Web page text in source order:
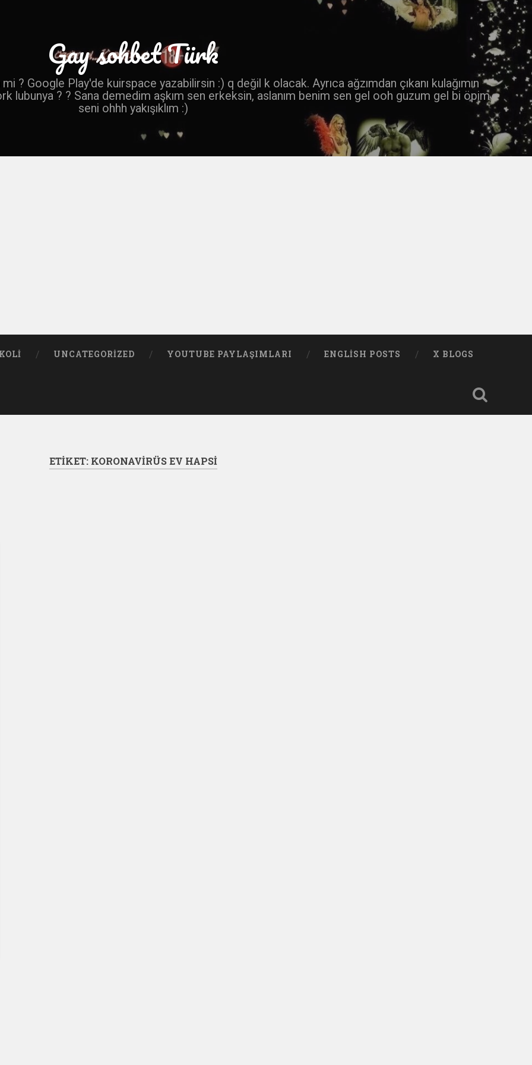
Gay sohbet Türk
? Google Play'de kuirspace yazabilirsin :) q değil k olacak. Ayrıca ağzımdan çıkanı kulağımın
lubunya ? ? Sana demedim aşkım sen erkeksin, aslanım benim sen gel ooh guzum gel bi öpim
seni ohhh yakışıklım :)
UNCATEGORIZED YOUTUBE PAYLAŞIMLARI ENGLISH POSTS X BLOGS
ETIKET: KORONAVIRÜS EV HAPSI